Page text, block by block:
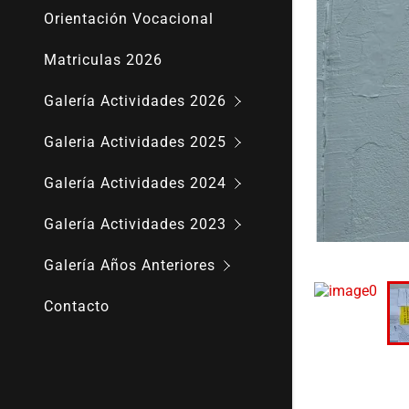
Orientación Vocacional
Matriculas 2026
Galería Actividades 2026
Galeria Actividades 2025
Galería Actividades 2024
Galería Actividades 2023
CAFE
Día
Actividad
Halloween
Cierre
Galería Años Anteriores
Día del
Copa de
Circo
Dia de la
Contacto